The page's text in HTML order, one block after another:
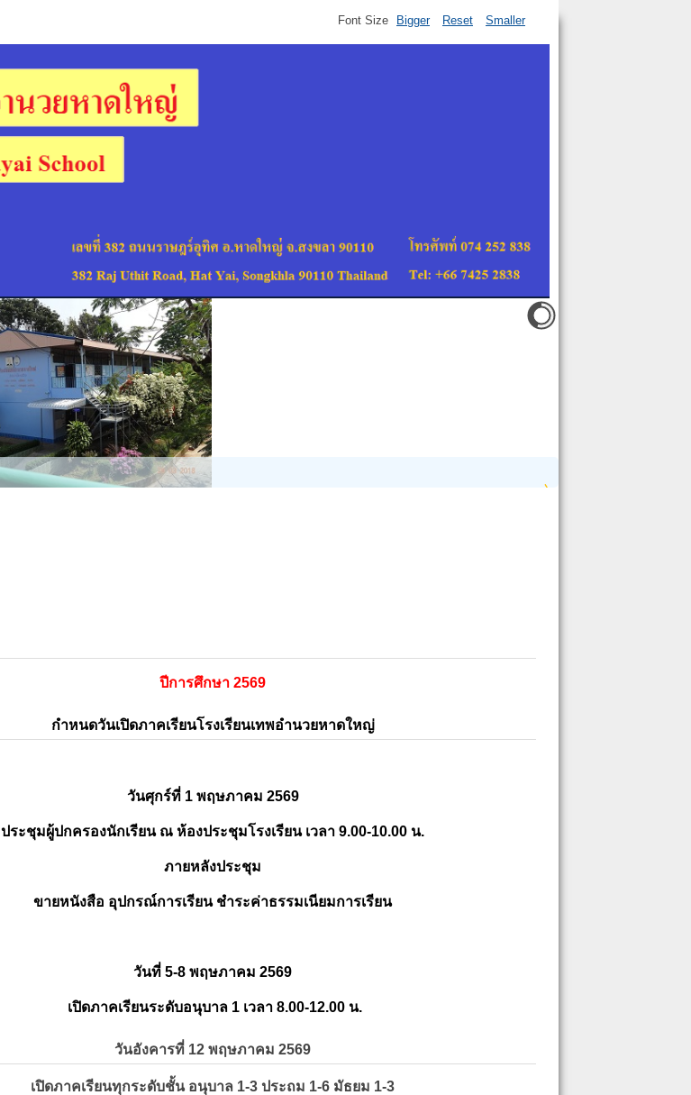
Font Size Bigger Reset Smaller
ปีการศึกษา 2569
กำหนดวันเปิดภาคเรียนโรงเรียนเทพอำนวยหาดใหญ่
วันศุกร์ที่ 1 พฤษภาคม 2569
ประชุมผู้ปกครองนักเรียน ณ ห้องประชุมโรงเรียน เวลา 9.00-10.00 น.
ภายหลังประชุม
ขายหนังสือ อุปกรณ์การเรียน ชำระค่าธรรมเนียมการเรียน
วันที่ 5-8 พฤษภาคม 2569
เปิดภาคเรียนระดับอนุบาล 1 เวลา 8.00-12.00 น.
วันอังคารที่ 12 พฤษภาคม 2569
เปิดภาคเรียนทุกระดับชั้น อนุบาล 1-3 ประถม 1-6 มัธยม 1-3